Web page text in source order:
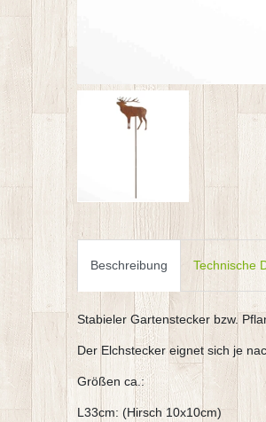
Beschreibung Technische
Stabieler Gartenstecker bzw.
Der Elchstecker eignet sich je
Größen ca.:
L33cm: (Hirsch 10x10cm)